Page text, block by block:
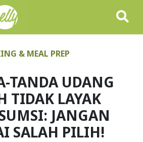
& MEAL PREP
TANDA UDANG
TIDAK LAYAK
JANGAN
SALAH PILIH!